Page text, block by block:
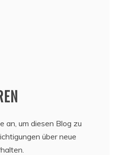
an, um diesen Blog zu
über neue